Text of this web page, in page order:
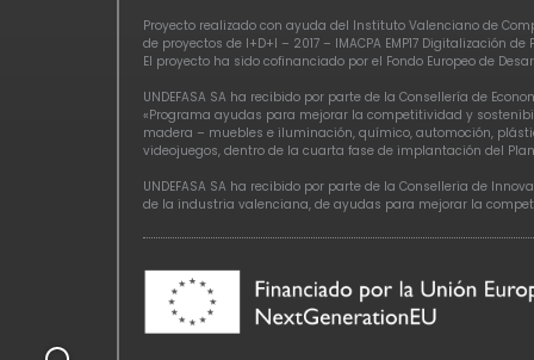
Proyecto realizado con ayuda del Instituto Valenciano de
de proyectos de I+D+I – 2017 – IMACPA EMP17 Digitalización de
El proyecto ha sido cofinanciado por el Fondo Europeo de
UNDEFASA SA ha recibido por parte de la Consellería de
«Programa ayudas para mejorar la competitividad y
madera – muebles e iluminación, químico, automoción,
videojuegos, dentro de la cuarta fase de implantación del
UNDEFASA SA ha recibido por parte de la Conselleria de
de la industria valenciana, de ayudas para mejorar la